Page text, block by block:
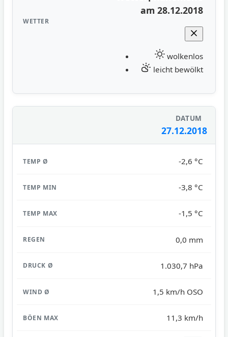
am 28.12.2018
wolkenlos
leicht bewölkt
27.12.2018
-2,6 °C
-3,8 °C
-1,5 °C
0,0 mm
1.030,7 hPa
1,5 km/h OSO
11,3 km/h